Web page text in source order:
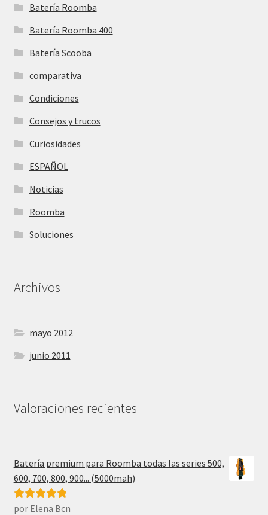
Batería Roomba
Batería Roomba 400
Batería Scooba
comparativa
Condiciones
Consejos y trucos
Curiosidades
ESPAÑOL
Noticias
Roomba
Soluciones
Archivos
mayo 2012
junio 2011
Valoraciones recientes
Batería premium para Roomba todas las series 500,
600, 700, 800, 900... (5000mah)
Valorado con
por Elena Bcn